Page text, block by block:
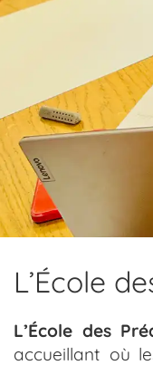
L’École
L’École des
accueillant où